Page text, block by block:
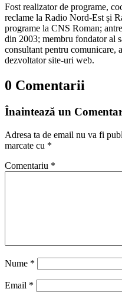
Fost realizator de programe,
reclame la Radio Nord-Est și
programe la CNS Roman;
din 2003; membru fondator al
consultant pentru comunicare,
dezvoltator site-uri web.
0 Comentarii
Înaintează un
Adresa ta de email nu va fi
marcate cu *
Comentariu *
Nume *
Email *